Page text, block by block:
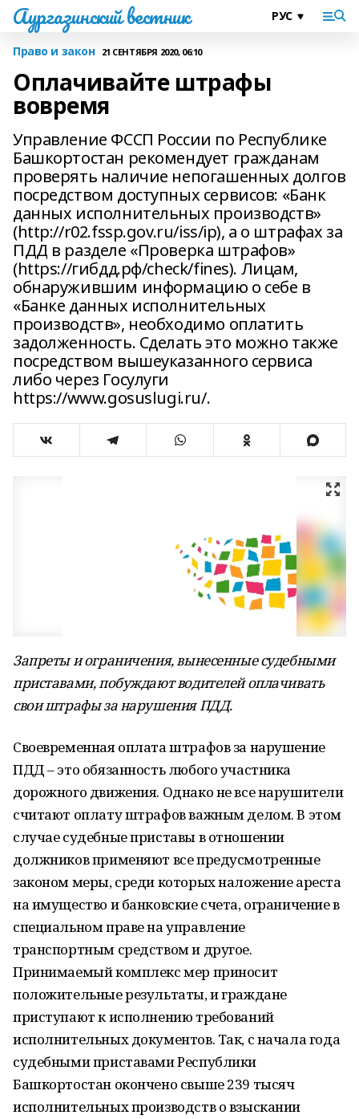
Аургазинский вестник
Право и закон 21 СЕНТЯБРЯ 2020, 06:10
Оплачивайте штрафы
вовремя
Управление ФССП России по Республике
Башкортостан рекомендует гражданам
проверять наличие непогашенных долгов
посредством доступных сервисов: «Банк
данных исполнительных производств»
(http://r02.fssp.gov.ru/iss/ip), а о штрафах за
ПДД в разделе «Проверка штрафов»
(https://гибдд.рф/check/fines). Лицам,
обнаружившим информацию о себе в
«Банке данных исполнительных
производств», необходимо оплатить
задолженность. Сделать это можно также
посредством вышеуказанного сервиса
либо через Госулуги
https://www.gosuslugi.ru/.
Запреты и ограничения, вынесенные судебными
приставами, побуждают водителей оплачивать
свои штрафы за нарушения ПДД.
Своевременная оплата штрафов за нарушение
ПДД – это обязанность любого участника
дорожного движения. Однако не все нарушители
считают оплату штрафов важным делом. В этом
случае судебные приставы в отношении
должников применяют все предусмотренные
законом меры, среди которых наложение ареста
на имущество и банковские счета, ограничение в
специальном праве на управление
транспортным средством и другое.
Принимаемый комплекс мер приносит
положительные результаты, и граждане
приступают к исполнению требований
исполнительных документов. Так, с начала года
судебными приставами Республики
Башкортостан окончено свыше 239 тысяч
исполнительных производств о взыскании